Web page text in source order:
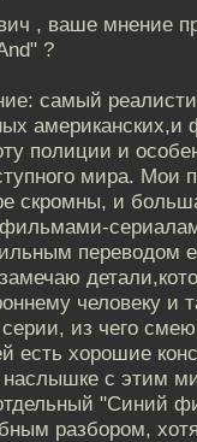
, ваше мнение
?
самый
полиции и
мира. Мои
скромны, и
переводом
человеку и
из чего
есть хорошие
наслышке с этим
"Синий
разбором,